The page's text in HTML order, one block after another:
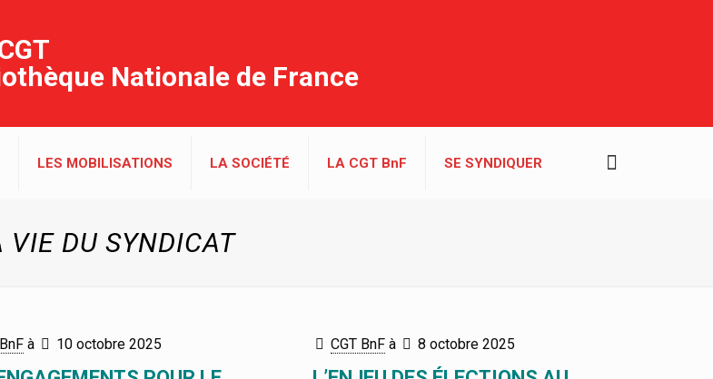
Nationale de France
LES MOBILISATIONS LA SOCIÉTÉ LA CGT BnF SE SYNDIQUER
VIE DU SYNDICAT
à 10 octobre 2025 CGT BnF à 8 octobre 2025